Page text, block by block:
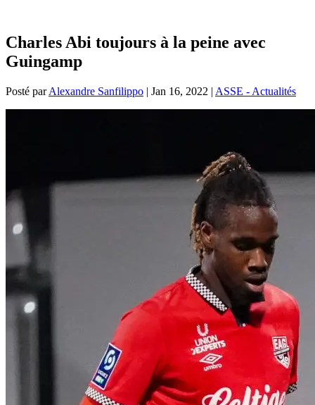
Charles Abi toujours à la peine avec
Guingamp
Posté parAlexandre Sanfilippo | Jan 16, 2022 | ASSE - Actualités